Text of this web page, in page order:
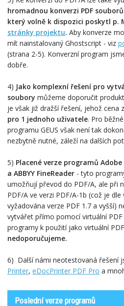
hromadnou konverzi PDF souborů
který volně k dispozici poskytl p.
stránky projektu. Aby konverze
mít nainstalovaný Ghostscript - viz
(strana 2-5). Konverzní program
dobře.
4) Jako komplexní řešení pro
soubory můžeme doporučit produkt
je však již dražší řešení, jehož cena
pro 1 jednoho uživatele. Pro
programu GEUS však není tak
nezbytně nutné, záleží na dalších
5) Placené verze programů
a ABBYY FineReader - tyto
umožňují převod do PDF/A, ale při
PDF/A ve verzi PDF/A-1b (což je
vyžadována verze PDF 1.7 a vyšší)
vytvářet přímo pomocí virtuální
programy k použití jako virtuální
nedoporučujeme.
6) Další námi neotestovaná řešení
Printer, eDocPrinter PDF Pro a
Poslední verze programů